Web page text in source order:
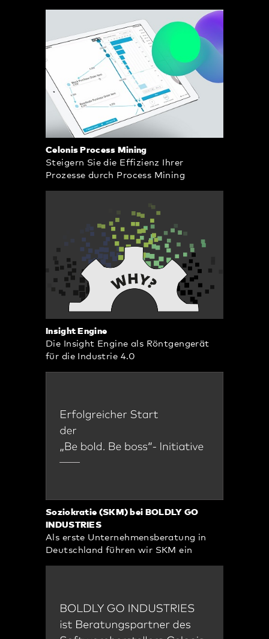
Celonis Process Mining
Steigern Sie die Effizienz Ihrer
Prozesse durch Process Mining
Insight Engine
Die Insight Engine als Röntgengerät
für die Industrie 4.0
Soziokratie (SKM) bei BOLDLY GO
INDUSTRIES
Als erste Unternehmensberatung in
Deutschland führen wir SKM ein